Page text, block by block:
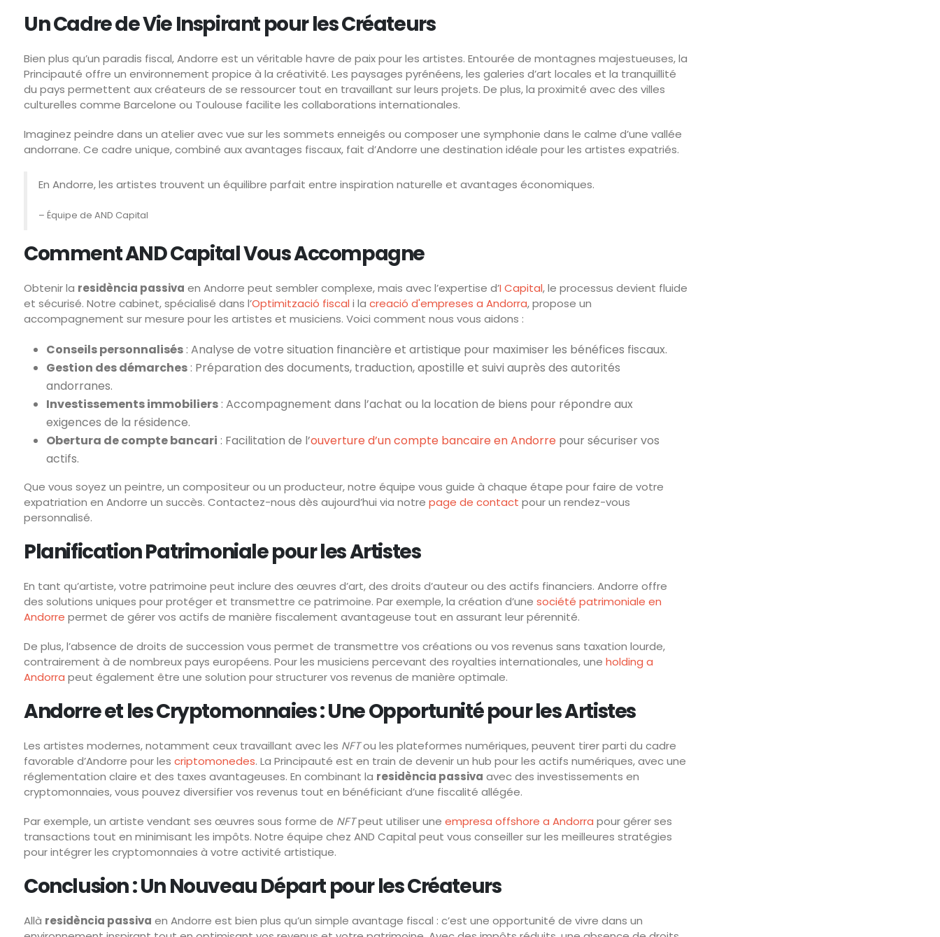
Un Cadre de Vie Inspirant pour les Créateurs
Bien plus qu’un paradis fiscal, Andorre est un véritable havre de paix pour les artistes. Entourée de montagnes majestueuses, la
Principauté offre un environnement propice à la créativité. Les paysages pyrénéens, les galeries d’art locales et la tranquillité
du pays permettent aux créateurs de se ressourcer tout en travaillant sur leurs projets. De plus, la proximité avec des villes
culturelles comme Barcelone ou Toulouse facilite les collaborations internationales.
Imaginez peindre dans un atelier avec vue sur les sommets enneigés ou composer une symphonie dans le calme d’une vallée
andorrane. Ce cadre unique, combiné aux avantages fiscaux, fait d’Andorre une destination idéale pour les artistes expatriés.
En Andorre, les artistes trouvent un équilibre parfait entre inspiration naturelle et avantages économiques.
– Équipe de AND Capital
Comment AND Capital Vous Accompagne
Obtenir la residència passiva en Andorre peut sembler complexe, mais avec l’expertise d’I Capital, le processus devient fluide
et sécurisé. Notre cabinet, spécialisé dans l’Optimització fiscal i la creació d'empreses a Andorra, propose un
accompagnement sur mesure pour les artistes et musiciens. Voici comment nous vous aidons :
Conseils personnalisés : Analyse de votre situation financière et artistique pour maximiser les bénéfices fiscaux.
Gestion des démarches : Préparation des documents, traduction, apostille et suivi auprès des autorités
andorranes.
Investissements immobiliers : Accompagnement dans l’achat ou la location de biens pour répondre aux
exigences de la résidence.
Obertura de compte bancari : Facilitation de l’ouverture d’un compte bancaire en Andorre pour sécuriser vos
actifs.
Que vous soyez un peintre, un compositeur ou un producteur, notre équipe vous guide à chaque étape pour faire de votre
expatriation en Andorre un succès. Contactez-nous dès aujourd’hui via notre page de contact pour un rendez-vous
personnalisé.
Planification Patrimoniale pour les Artistes
En tant qu’artiste, votre patrimoine peut inclure des œuvres d’art, des droits d’auteur ou des actifs financiers. Andorre offre
des solutions uniques pour protéger et transmettre ce patrimoine. Par exemple, la création d’une société patrimoniale en
Andorre permet de gérer vos actifs de manière fiscalement avantageuse tout en assurant leur pérennité.
De plus, l’absence de droits de succession vous permet de transmettre vos créations ou vos revenus sans taxation lourde,
contrairement à de nombreux pays européens. Pour les musiciens percevant des royalties internationales, une holding a
Andorra peut également être une solution pour structurer vos revenus de manière optimale.
Andorre et les Cryptomonnaies : Une Opportunité pour les Artistes
Les artistes modernes, notamment ceux travaillant avec les NFTou les plateformes numériques, peuvent tirer parti du cadre
favorable d’Andorre pour les criptomonedes. La Principauté est en train de devenir un hub pour les actifs numériques, avec une
réglementation claire et des taxes avantageuses. En combinant la residència passiva avec des investissements en
cryptomonnaies, vous pouvez diversifier vos revenus tout en bénéficiant d’une fiscalité allégée.
Par exemple, un artiste vendant ses œuvres sous forme de NFTpeut utiliser une empresa offshore a Andorra pour gérer ses
transactions tout en minimisant les impôts. Notre équipe chez AND Capital peut vous conseiller sur les meilleures stratégies
pour intégrer les cryptomonnaies à votre activité artistique.
Conclusion : Un Nouveau Départ pour les Créateurs
Allà residència passiva en Andorre est bien plus qu’un simple avantage fiscal : c’est une opportunité de vivre dans un